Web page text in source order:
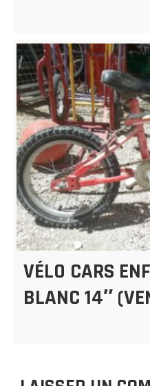
VÉLO CARS
BLANC 14″